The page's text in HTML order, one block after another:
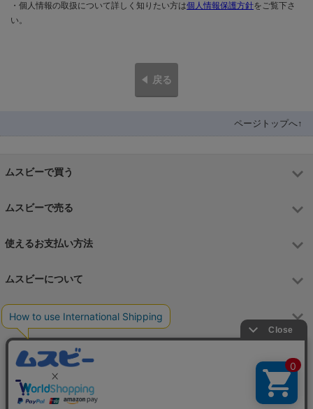
・個人情報の取扱について詳しく知りたい方は個人情報保護方針をご覧下さ
い。
戻る
ページトップへ↑
ムスビーで買う
ムスビーで売る
使えるお支払い方法
ムスビーについて
運営会社
カスタマーサポート営業時間
月～金 9:00～17:00（土日祝祭日はお休み）